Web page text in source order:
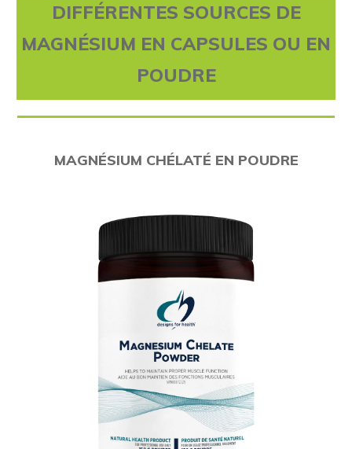
DIFFÉRENTES SOURCES DE
MAGNÉSIUM EN CAPSULES OU EN
POUDRE
MAGNÉSIUM CHÉLATÉ EN POUDRE